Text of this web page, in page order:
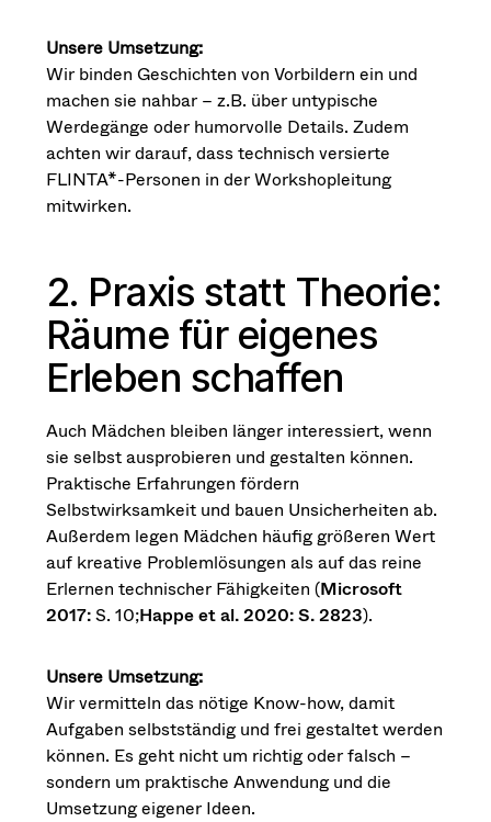
Unsere Umsetzung:
Wir binden Geschichten von Vorbildern ein und
machen sie nahbar – z.B. über untypische
Werdegänge oder humorvolle Details. Zudem
achten wir darauf, dass technisch versierte
FLINTA*-Personen in der Workshopleitung
mitwirken.
2. Praxis statt Theorie:
Räume für eigenes
Erleben schaffen
Auch Mädchen bleiben länger interessiert, wenn
sie selbst ausprobieren und gestalten können.
Praktische Erfahrungen fördern
Selbstwirksamkeit und bauen Unsicherheiten ab.
Außerdem legen Mädchen häufig größeren Wert
auf kreative Problemlösungen als auf das reine
Erlernen technischer Fähigkeiten (Microsoft
2017:S. 10;Happe et al. 2020: S. 2823).
Unsere Umsetzung:
Wir vermitteln das nötige Know-how, damit
Aufgaben selbstständig und frei gestaltet werden
können. Es geht nicht um richtig oder falsch –
sondern um praktische Anwendung und die
Umsetzung eigener Ideen.